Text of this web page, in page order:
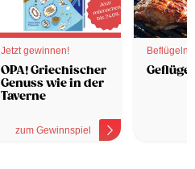
Jetzt gewinnen!
OPA! Griechischer
Genuss wie in der
Taverne
zum Gewinnspiel